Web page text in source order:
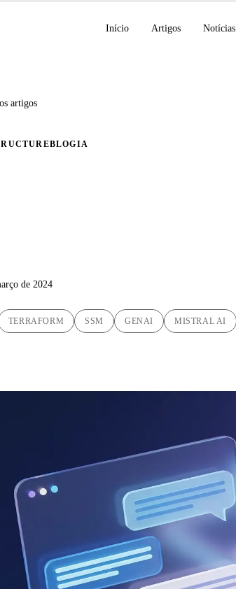
Início Artigos
artigos
BLOGIA
de 2024
TERRAFORM SSM GENAI MISTRAL AI